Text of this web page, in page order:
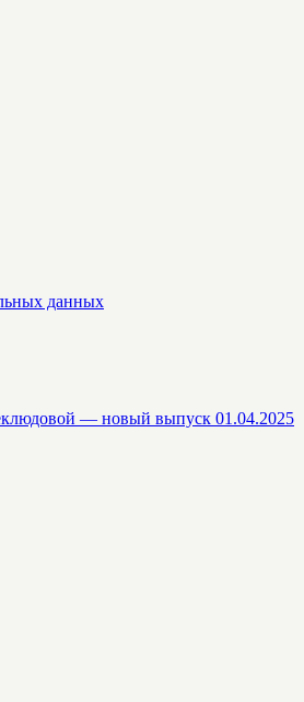
данных
— новый выпуск 01.04.2025